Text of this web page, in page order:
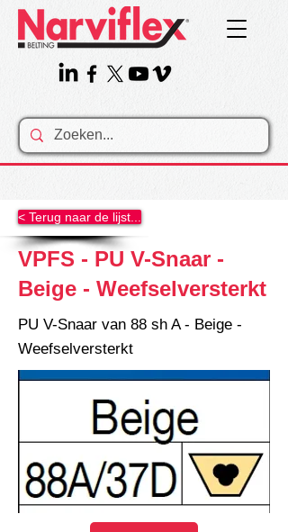
< Terug naar de lijst...
VPFS - PU V-Snaar -
Beige - Weefselversterkt
PU V-Snaar van 88 sh A - Beige -
Weefselversterkt